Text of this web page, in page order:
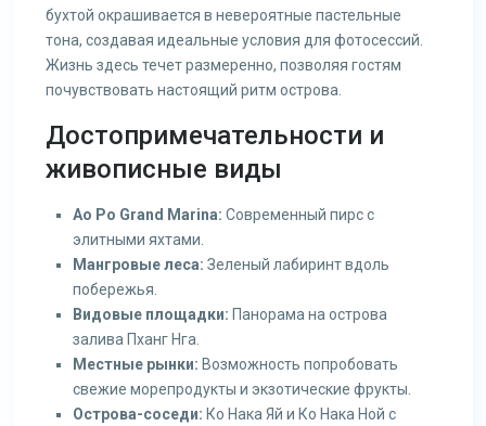
бухтой окрашивается в невероятные пастельные
тона, создавая идеальные условия для фотосессий.
Жизнь здесь течет размеренно, позволяя гостям
почувствовать настоящий ритм острова.
Достопримечательности и
живописные виды
Ao Po Grand Marina: Современный пирс с
элитными яхтами.
Мангровые леса: Зеленый лабиринт вдоль
побережья.
Видовые площадки: Панорама на острова
залива Пханг Нга.
Местные рынки: Возможность попробовать
свежие морепродукты и экзотические фрукты.
Острова-соседи: Ко Нака Яй и Ко Нака Ной с